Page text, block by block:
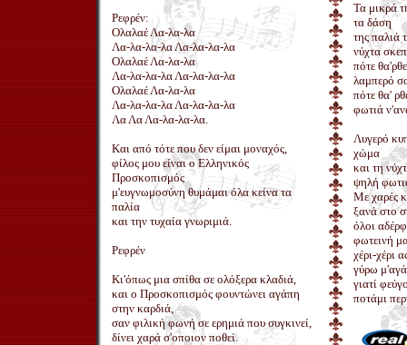
Ρεφρέν:
Ολαλαέ Λα-λα-λα
Λα-λα-λα-λα Λα-λα-λα-λα
Ολαλαέ Λα-λα-λα
Λα-λα-λα-λα Λα-λα-λα-λα
Ολαλαέ Λα-λα-λα
Λα-λα-λα-λα Λα-λα-λα-λα
Λα Λα Λα-λα-λα-λα.
Και από τότε που δεν είμαι μοναχός,
φίλος μου είναι ο Ελληνικός
Προσκοπισμός
μ'ευγνωμοσύνη θυμάμαι όλα κείνα τα
παλία
και την τυχαία γνωριμιά.
Ρεφρέν
Κι'όπως μια σπίθα σε ολόξερα κλαδιά,
και ο Προσκοπισμός φουντώνει αγάπη
στην καρδιά,
σαν φιλική φωνή σε ερημιά που συγκινεί,
δίνει χαρά σ'οποιον ποθεί.
Τα μικρά
τα δάση
της παλιά
νύχτα
πότε
λαμπερό
πότε θα'
φωτιά
Λυγερό
χώμα
και τη
ψηλή
Με χαρές
ξανά στο
όλοι
φωτεινή
χέρι-χέρι
γύρω
γιατί
ποτάμι